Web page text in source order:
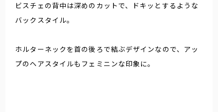
ビスチェの背中は深めのカットで、ドキッとするような
バックスタイル。
ホルターネックを首の後ろで結ぶデザインなので、アッ
プのヘアスタイルもフェミニンな印象に。